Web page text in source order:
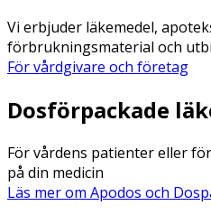
Vi erbjuder läkemedel,
förbrukningsmaterial och
För vårdgivare och företag
Dosförpackade
För vårdens patienter eller
på din medicin
Läs mer om Apodos och